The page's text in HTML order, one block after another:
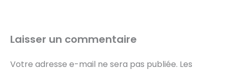
Laisser un commentaire
Votre adresse e-mail ne sera pas publiée. Les